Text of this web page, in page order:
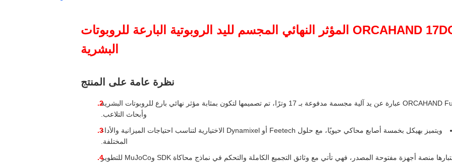
ORCAHAND 17DOF المؤثر النهائي المجسم لليد الروبوتية البارعة للروبوتات
البشرية
نظرة عامة على المنتج
ORCAHAND Full عبارة عن يد آلية مجسمة مدفوعة بـ 17 وترًا، تم تصميمها لتكون بمثابة مؤثر نهائي بارع للروبوتات البشرية
وأبحاث التلاعب.
ويتميز بهيكل بخمسة أصابع محاكي حيويًا، مع حلول Feetech أو Dynamixel الاختيارية لتناسب احتياجات الميزانية والأداء
المختلفة.
باعتبارها منصة أجهزة مفتوحة المصدر، فهي تأتي مع وثائق التجميع الكاملة والتحكم في نماذج محاكاة SDK وMuJoCo للتطوير